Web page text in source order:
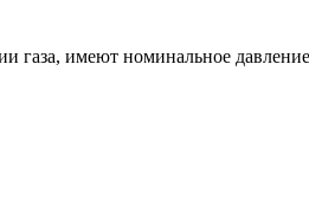
имеют номинальное